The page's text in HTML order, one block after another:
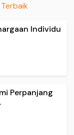
Individu
Perpanjang